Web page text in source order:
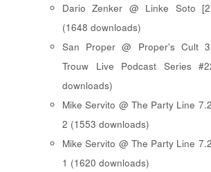
Dario Zenker @ Linke Soto
(1648 downloads)
San Proper @ Proper's Cult
Trouw Live Podcast Series
downloads)
Mike Servito @ The Party Line
2 (1553 downloads)
Mike Servito @ The Party Line
1 (1620 downloads)